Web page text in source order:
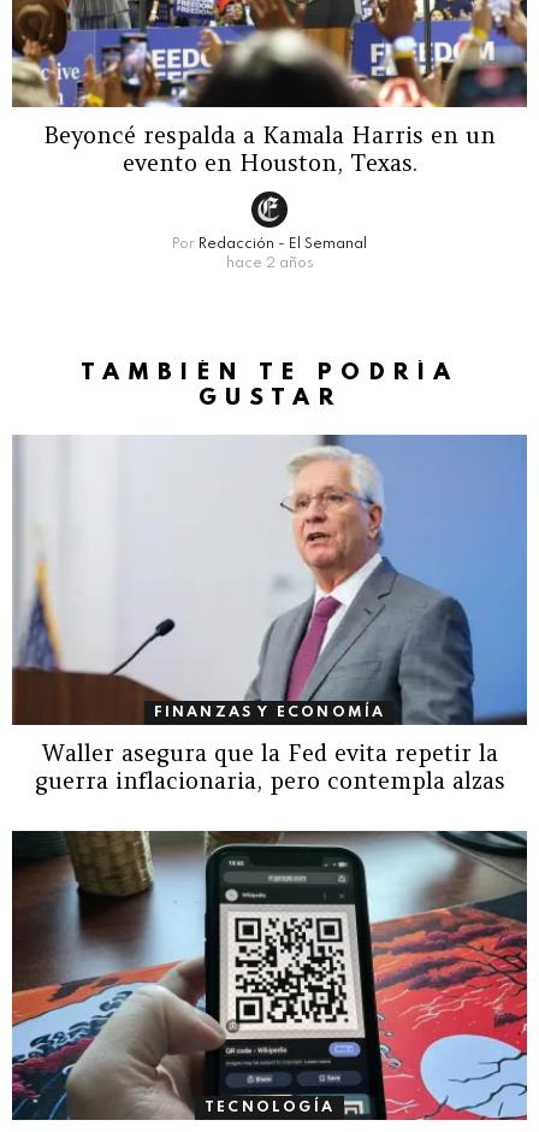
Beyoncé respalda a Kamala Harris en un
evento en Houston, Texas.
Por Redacción - El Semanal
hace 2 años
TAMBIÉN TE PODRÍA
GUSTAR
FINANZAS Y ECONOMÍA
Waller asegura que la Fed evita repetir la
guerra inflacionaria, pero contempla alzas
TECNOLOGÍA